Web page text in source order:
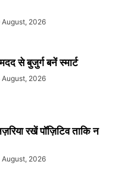
August, 2026
से बुजुर्ग बनें स्मार्ट
August, 2026
रखें पॉज़िटिव ताकि न
August, 2026